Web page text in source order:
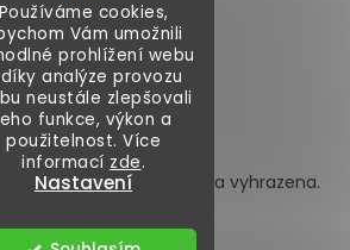
Používáme cookies,
Vám umožnili
prohlížení webu
analýze provozu
neustále zlepšovali
funkce, výkon a
použitelnost. Více
informací zde.
Nastavení
Vytvořil Shoptet
. Všechna práva vyhrazena.